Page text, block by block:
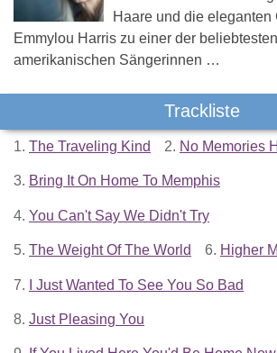
Haare und die eleganten
Emmylou Harris zu einer der
amerikanischen Sängerinnen …
Trackliste
1. The Traveling Kind 2. No Memories
3. Bring It On Home To Memphis
4. You Can't Say We Didn't Try
5. The Weight Of The World 6. Higher
7. I Just Wanted To See You So Bad
8. Just Pleasing You